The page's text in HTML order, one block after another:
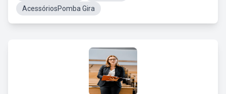
AcessóriosPomba Gira